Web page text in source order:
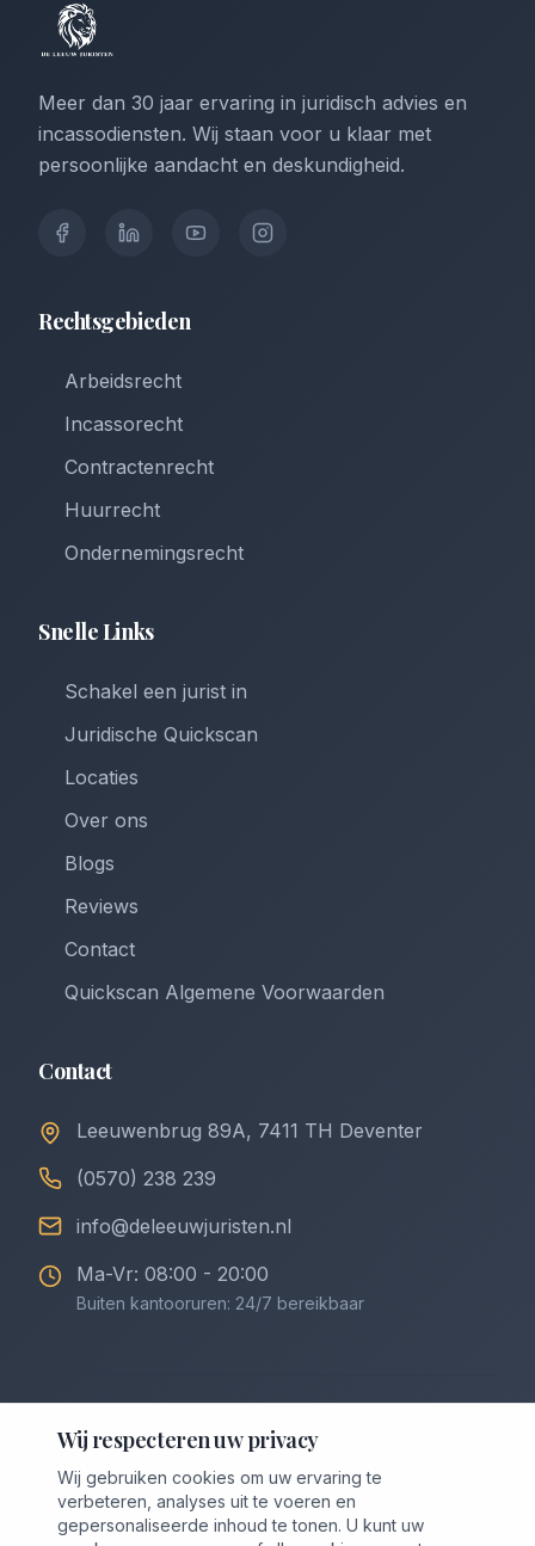
Meer dan 30 jaar ervaring in juridisch advies en
incassodiensten. Wij staan voor u klaar met
persoonlijke aandacht en deskundigheid.
Rechtsgebieden
Arbeidsrecht
Incassorecht
Contractenrecht
Huurrecht
Ondernemingsrecht
Snelle Links
Schakel een jurist in
Juridische Quickscan
Locaties
Over ons
Blogs
Reviews
Contact
Quickscan Algemene Voorwaarden
Contact
Leeuwenbrug 89A, 7411 TH Deventer
(0570) 238 239
info@deleeuwjuristen.nl
Ma-Vr: 08:00 - 20:00
Buiten kantooruren: 24/7 bereikbaar
2026
De Leeuw Incasso & Juristen. Alle rechten
voorbehouden.
Privacybeleid Algemene Voorwaarden
Voorwaarden Downloaden (PDF)Cookievoorkeuren
Wij respecteren uw privacy
Wij gebruiken cookies om uw ervaring te
verbeteren, analyses uit te voeren en
gepersonaliseerde inhoud te tonen. U kunt uw